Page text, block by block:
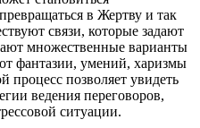
в Жертву и так
связи, которые задают
множественные варианты
фантазии, умений, харизмы
позволяет увидеть
ведения переговоров,
ситуации.